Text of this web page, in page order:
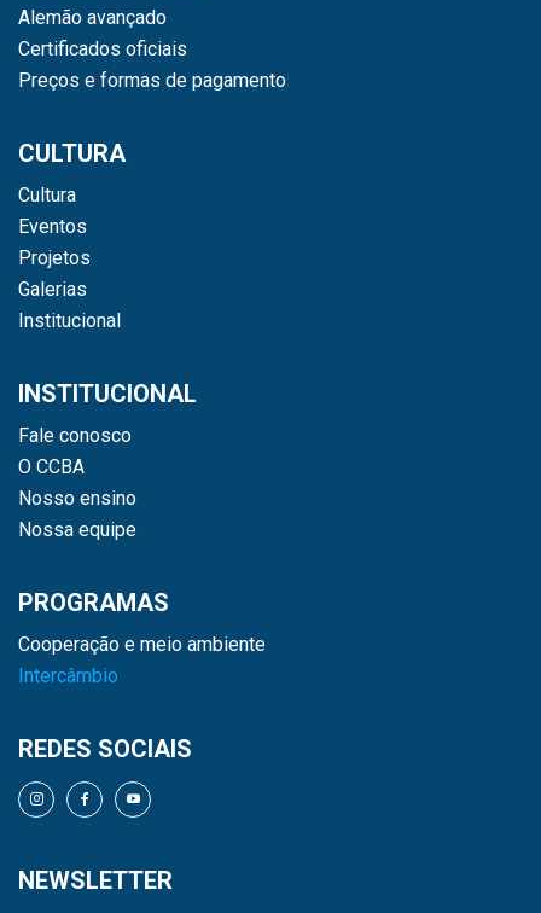
Alemão avançado
Certificados oficiais
Preços e formas de pagamento
CULTURA
Cultura
Eventos
Projetos
Galerias
Institucional
INSTITUCIONAL
Fale conosco
O CCBA
Nosso ensino
Nossa equipe
PROGRAMAS
Cooperação e meio ambiente
Intercâmbio
REDES SOCIAIS
NEWSLETTER